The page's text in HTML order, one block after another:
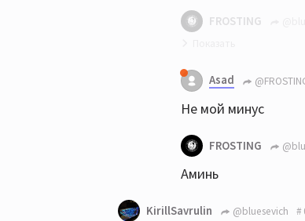
Разве просто так?
FROSTING
За цитату Долиной
Asad
Не мой минус
FROSTING
Аминь
KirillSavrulin @bluesevich